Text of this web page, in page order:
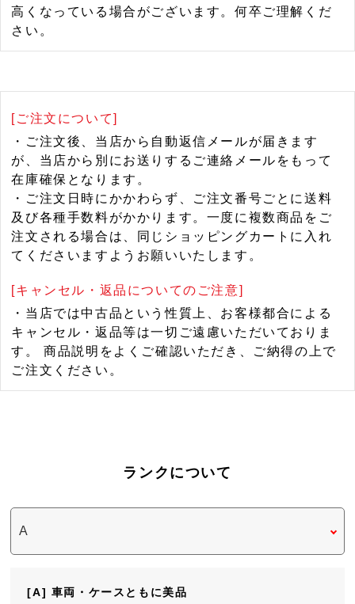
高くなっている場合がございます。何卒ご理解くだ
さい。
[ご注文について]
・ご注文後、当店から自動返信メールが届きます
が、当店から別にお送りするご連絡メールをもって
在庫確保となります。
・ご注文日時にかかわらず、ご注文番号ごとに送料
及び各種手数料がかかります。一度に複数商品をご
注文される場合は、同じショッピングカートに入れ
てくださいますようお願いいたします。
[キャンセル・返品についてのご注意]
・当店では中古品という性質上、お客様都合による
キャンセル・返品等は一切ご遠慮いただいておりま
す。 商品説明をよくご確認いただき、ご納得の上で
ご注文ください。
ランクについて
[A] 車両・ケースともに美品